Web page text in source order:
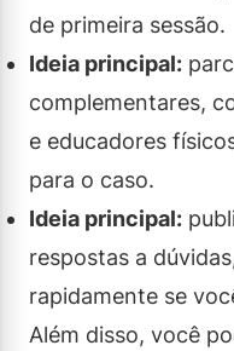
de primeira sessão.
Ideia principal:
complementares,
e educadores
para o caso.
Ideia principal:
respostas a
rapidamente se
Além disso, você